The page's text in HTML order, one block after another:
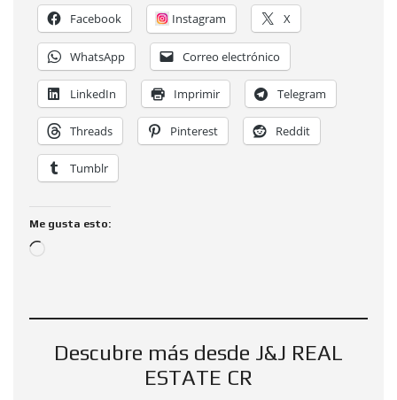
Facebook Instagram X
WhatsApp Correo electrónico
LinkedIn Imprimir Telegram
Threads Pinterest Reddit
Tumblr
Me gusta esto:
Descubre más desde J&J REAL
ESTATE CR